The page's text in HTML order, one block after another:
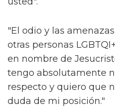
"El odio y las
otras personas
en nombre de
tengo absolutamente
respecto y quiero que
duda de mi posición."